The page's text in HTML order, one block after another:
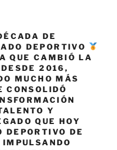
DE
DEPORTIVO
QUE CAMBIÓ LA
2016,
MUCHO MÁS
CONSOLIDÓ
Y
QUE HOY
DEPORTIVO DE